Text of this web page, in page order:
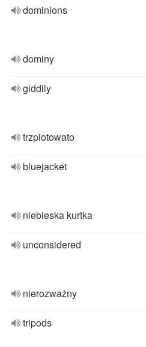
dominions
dominy
giddily
trzpiotowato
bluejacket
niebieska kurtka
unconsidered
nierozważny
tripods